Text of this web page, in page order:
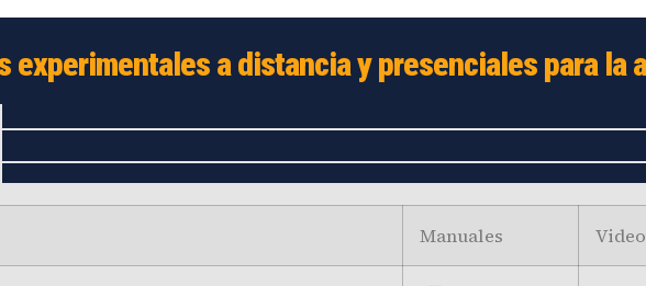
experimentales a distancia y presenciales para la
Manuales Video